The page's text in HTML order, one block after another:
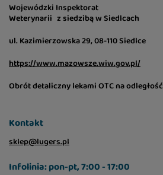
Wojewódzki Inspektorat
Weterynarii z siedzibą w Siedlcach
ul. Kazimierzowska 29, 08-110 Siedlce
https://www.mazowsze.wiw.gov.pl/
Obrót detaliczny lekami OTC na odległość
Kontakt
sklep@lugers.pl
Infolinia: pon-pt, 7:00 - 17:00